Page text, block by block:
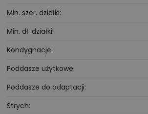
Min. szer. działki
Min. dł. działki
Kondygnacje
Poddasze użytkowe
Poddasze do adaptacji
Strych